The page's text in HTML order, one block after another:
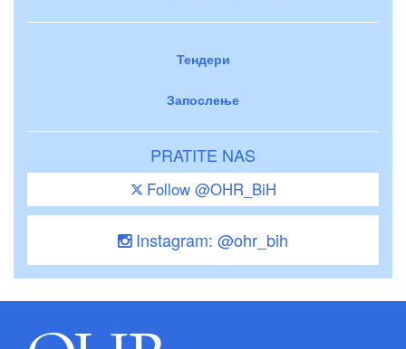
Тендери
Запослење
PRATITE NAS
Follow @OHR_BiH
Instagram: @ohr_bih